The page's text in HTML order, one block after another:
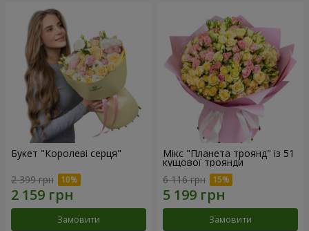
Букет "Королеві серця"
2 399 грн
Замовити
Мікс "Планета троянд" із 51
кущової троянди
6 116 грн
Замовити